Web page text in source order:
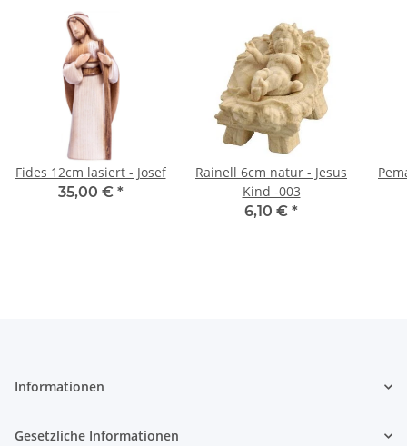
Fides 12cm lasiert - Josef
35,00 € *
Rainell 6cm natur - Jesus
Kind -003
6,10 € *
Informationen
Gesetzliche Informationen